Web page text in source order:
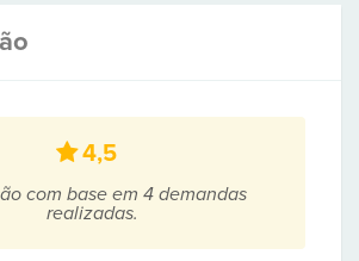
4,5
com base em 4 demandas
realizadas.